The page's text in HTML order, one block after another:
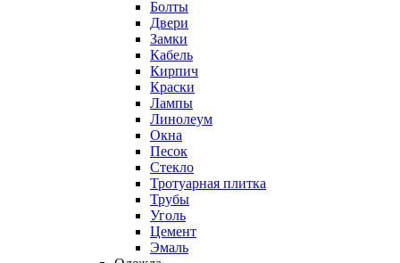
Болты
Двери
Замки
Кабель
Кирпич
Краски
Лампы
Линолеум
Окна
Песок
Стекло
Тротуарная плитка
Трубы
Уголь
Цемент
Эмаль